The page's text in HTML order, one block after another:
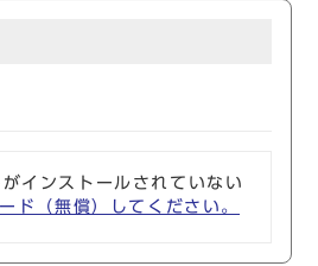
インストールされていない
（無償）してください。